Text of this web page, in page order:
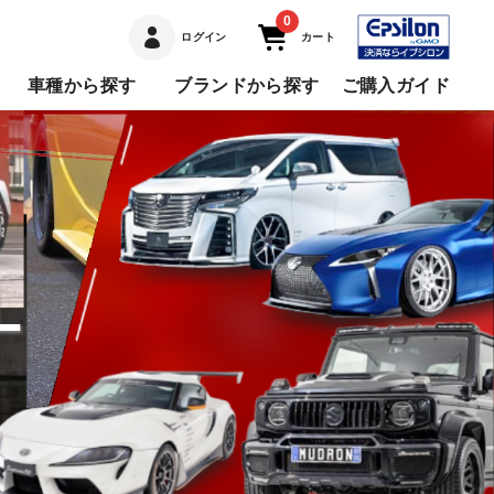
ログイン
0
カート
車種から探す ブランドから探す ご購入ガイド